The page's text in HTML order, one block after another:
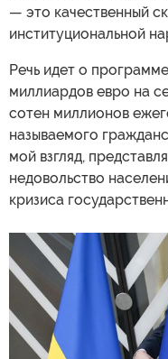
— это качественный
институциональной
Речь идет о
миллиардов евро на
сотен миллионов
называемого
мой взгляд,
недовольство
кризиса